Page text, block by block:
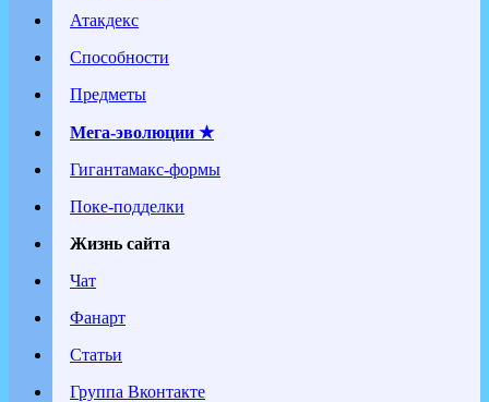
Атакдекс
Способности
Предметы
Мега-эволюции ★
Гигантамакс-формы
Поке-подделки
Жизнь сайта
Чат
Фанарт
Статьи
Группа Вконтакте